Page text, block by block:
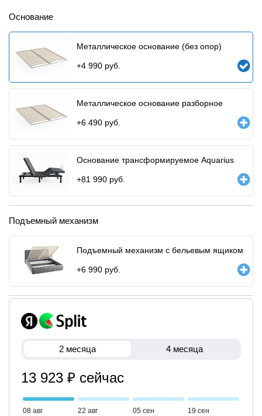
Основание
Металлическое основание (без опор)
+4 990 руб.
Металлическое основание разборное
+6 490 руб.
Основание трансформируемое Aquarius
+81 990 руб.
Подъемный механизм
Подъемный механизм с бельевым ящиком
+6 990 руб.
2 месяца 4 месяца
13 923 ₽ сейчас
08 авг
22 авг
05 сен
19 сен